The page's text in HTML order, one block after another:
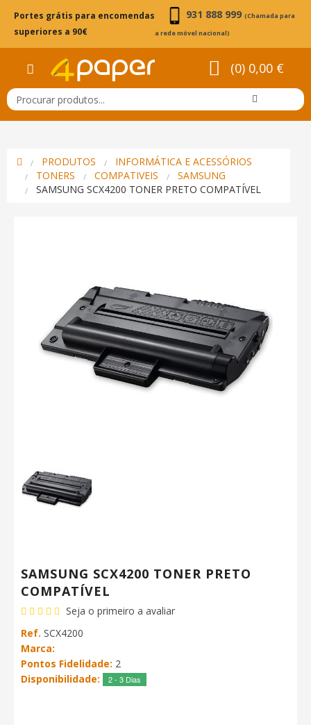
Portes grátis para encomendas
superiores a 90€
931 888 999 (Chamada para
a rede móvel nacional)
(0) 0,00 €
PRODUTOS
INFORMÁTICA E ACESSÓRIOS
TONERS
COMPATIVEIS
SAMSUNG
SAMSUNG SCX4200 TONER PRETO COMPATÍVEL
SAMSUNG SCX4200 TONER PRETO
COMPATÍVEL
Seja o primeiro a avaliar
Ref. SCX4200
Marca:
Pontos Fidelidade: 2
Disponibilidade:
2 - 3 Dias